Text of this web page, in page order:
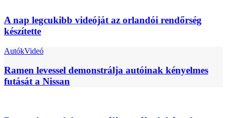
A nap legcukibb videóját az orlandói rendőrség
készítette
AutókVideó
Ramen levessel demonstrálja autóinak kényelmes
futását a Nissan